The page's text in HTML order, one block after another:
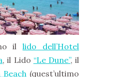
illido dell’Hotel
, il Lido “Le Dune”, il
Beach (quest’ultimo